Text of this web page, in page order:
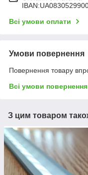
Всі умови оплати
Умови повернення
Повернення товару
Всі умови повернення
З цим товаром